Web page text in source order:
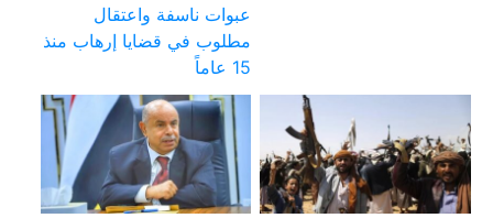
عبوات ناسفة واعتقال
مطلوب في قضايا إرهاب منذ
15 عاماً